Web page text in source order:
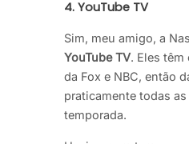
4. YouTube TV
Sim, meu amigo, a
YouTube TV. Eles têm
da Fox e NBC, então
praticamente todas
temporada.